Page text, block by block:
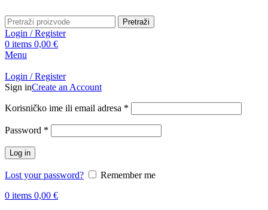
Pretraži
Login / Register
0 items 0,00 €
Menu
Login / Register
Sign inCreate an Account
Korisničko ime ili email adresa *
Password *
Log in
Lost your password?
Remember me
0 items 0,00 €